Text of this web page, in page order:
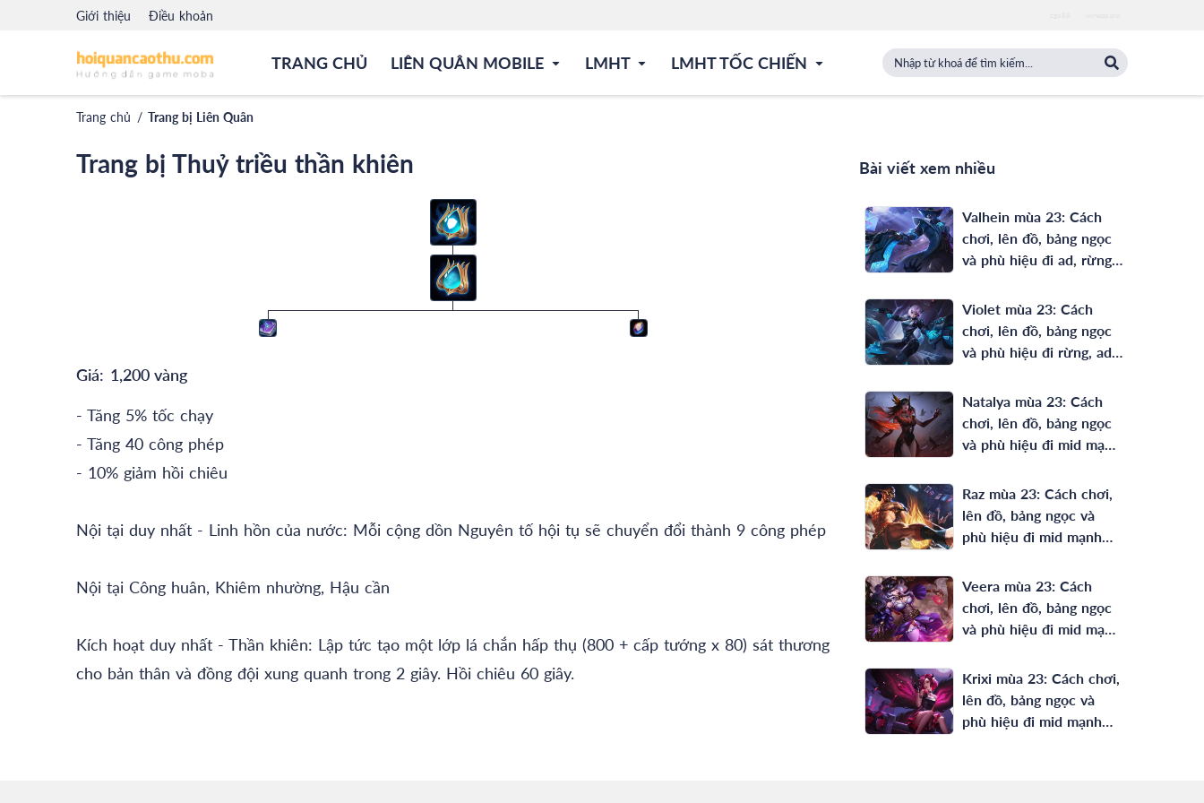
Giới thiệu Điều khoản
TRANG CHỦ LIÊN QUÂN MOBILE LMHT LMHT TỐC CHIẾN
Trang chủ / Trang bị Liên Quân
Trang bị Thuỷ triều thần khiên
Giá: 1,200 vàng
- Tăng 5% tốc chạy
- Tăng 40 công phép
- 10% giảm hồi chiêu
Nội tại duy nhất - Linh hồn của nước: Mỗi cộng dồn Nguyên tố hội tụ sẽ chuyển đổi thành 9 công phép
Nội tại Công huân, Khiêm nhường, Hậu cần
Kích hoạt duy nhất - Thần khiên: Lập tức tạo một lớp lá chắn hấp thụ (800 + cấp tướng x 80) sát thương
cho bản thân và đồng đội xung quanh trong 2 giây. Hồi chiêu 60 giây.
Bài viết xem nhiều
Valhein mùa 23: Cách
chơi, lên đồ, bảng ngọc
và phù hiệu đi ad, rừng
Violet mùa 23: Cách
chơi, lên đồ, bảng ngọc
và phù hiệu đi rừng, ad
Natalya mùa 23: Cách
chơi, lên đồ, bảng ngọc
và phù hiệu đi mid mạnh
Raz mùa 23: Cách chơi,
lên đồ, bảng ngọc và
phù hiệu đi mid mạnh
Veera mùa 23: Cách
chơi, lên đồ, bảng ngọc
và phù hiệu đi mid mạnh
Krixi mùa 23: Cách chơi,
lên đồ, bảng ngọc và
phù hiệu đi mid mạnh